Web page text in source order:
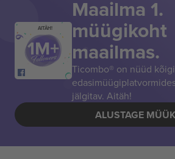
AITÄH!
Maailma 1.
müügikoht
maailmas.
Ticombo® on nüüd
jälgitav. Aitäh!
ALUSTAGE